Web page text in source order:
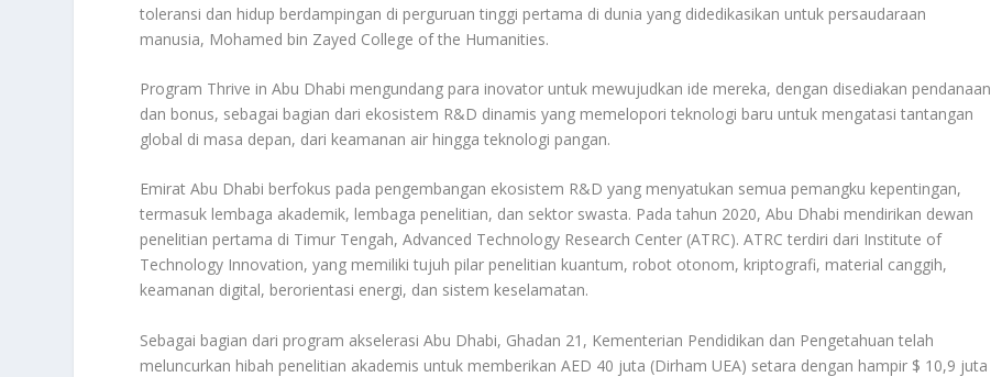
toleransi dan hidup berdampingan di perguruan tinggi pertama di dunia yang didedikasikan untuk persaudaraan
manusia, Mohamed bin Zayed College of the Humanities.
Program Thrive in Abu Dhabi mengundang para inovator untuk mewujudkan ide mereka, dengan disediakan pendanaan
dan bonus, sebagai bagian dari ekosistem R&D dinamis yang memelopori teknologi baru untuk mengatasi tantangan
global di masa depan, dari keamanan air hingga teknologi pangan.
Emirat Abu Dhabi berfokus pada pengembangan ekosistem R&D yang menyatukan semua pemangku kepentingan,
termasuk lembaga akademik, lembaga penelitian, dan sektor swasta. Pada tahun 2020, Abu Dhabi mendirikan dewan
penelitian pertama di Timur Tengah, Advanced Technology Research Center (ATRC). ATRC terdiri dari Institute of
Technology Innovation, yang memiliki tujuh pilar penelitian kuantum, robot otonom, kriptografi, material canggih,
keamanan digital, berorientasi energi, dan sistem keselamatan.
Sebagai bagian dari program akselerasi Abu Dhabi, Ghadan 21, Kementerian Pendidikan dan Pengetahuan telah
meluncurkan hibah penelitian akademis untuk memberikan AED 40 juta (Dirham UEA) setara dengan hampir $ 10,9 juta